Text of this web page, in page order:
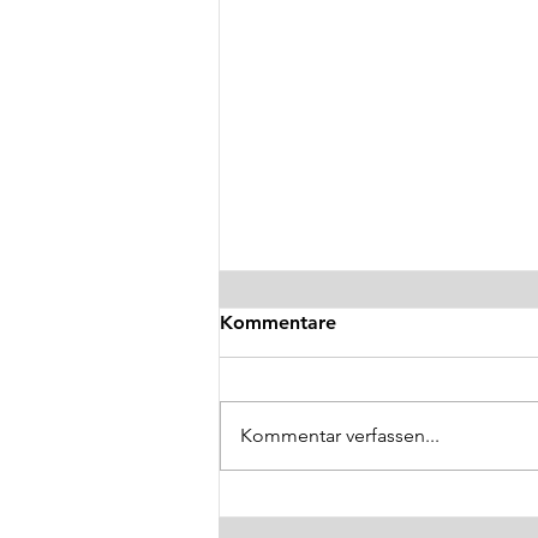
Lichtgeschwindigkeit in der
rund 300.000 km pro Sekunde (!),
genau genommen sind es
Kommentare
Kommentar verfassen...